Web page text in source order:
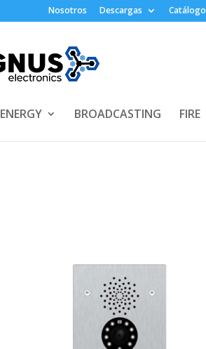
Nosotros Descargas Catálogo
ENERGY BROADCASTING FIRE